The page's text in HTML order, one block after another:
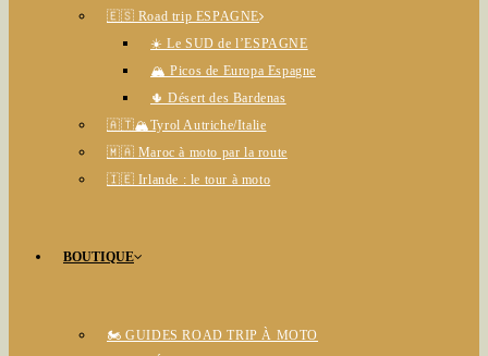
🇪🇸 Road trip ESPAGNE
☀️ Le SUD de l’ESPAGNE
🏔️ Picos de Europa Espagne
🌵 Désert des Bardenas
🇦🇹🏔️Tyrol Autriche/Italie
🇲🇦 Maroc à moto par la route
🇮🇪 Irlande : le tour à moto
BOUTIQUE
🏍️ GUIDES ROAD TRIP À MOTO